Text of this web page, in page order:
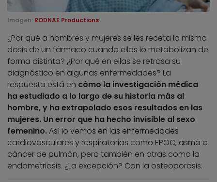
Imagen: RODNAE Productions
¿Por qué a hombres y mujeres se les receta la misma
dosis de un fármaco cuando ellas lo metabolizan de
forma distinta? ¿Por qué en ellas se retrasa su
diagnóstico en algunas enfermedades? La
respuesta está en cómo la investigación médica
ha estudiado a lo largo de su historia más al
hombre, y ha extrapolado esos resultados en las
mujeres. Un error que ha hecho invisible al sexo
femenino.Así lo vemos en las enfermedades
cardiovasculares y respiratorias como EPOC, asma o
cáncer de pulmón, pero también en otras como la
endometriosis. ¿La excepción? Con la osteoporosis.